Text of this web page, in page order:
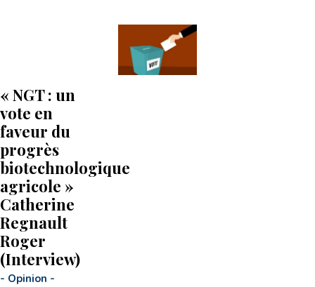
« NGT : un
vote en
faveur du
progrès
biotechnologique
agricole »
Catherine
Regnault
Roger
(Interview)
- Opinion -